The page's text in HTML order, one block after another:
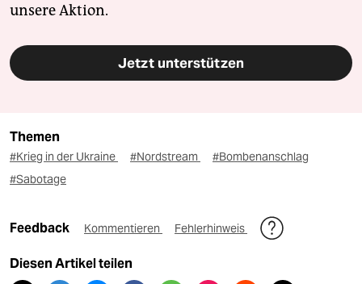
unsere Aktion.
Jetzt unterstützen
Themen
#Krieg in der Ukraine #Nordstream
#Bombenanschlag
#Sabotage
Feedback Kommentieren Fehlerhinweis
Diesen Artikel teilen